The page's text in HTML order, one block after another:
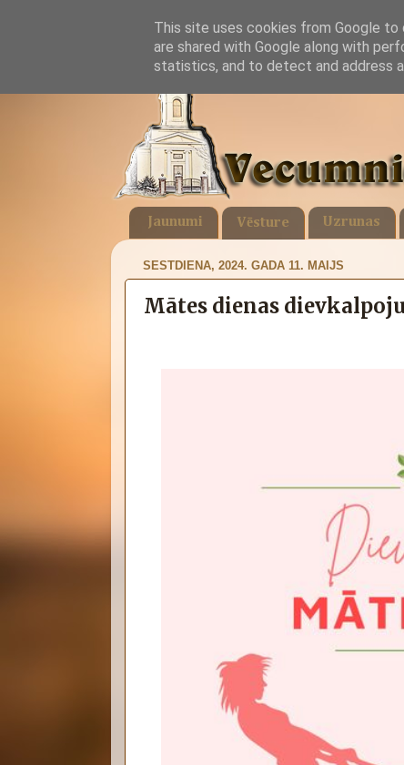
Jaunumi Vēsture Uzrunas
SESTDIENA, 2024. GADA 11. MAIJS
Mātes dienas
This site uses cookies from Google to
are shared with Google along with
statistics, and to detect and address